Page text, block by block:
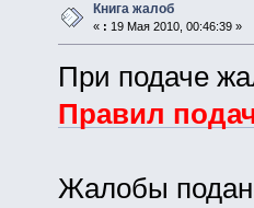
Книга жалоб
« : 19 Мая 2010, 00:46:39 »
При подаче
Правил
Жалобы